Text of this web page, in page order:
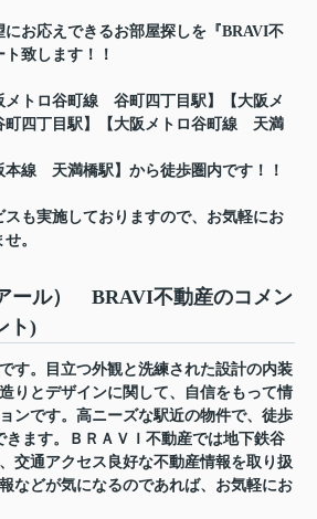
にお応えできるお部屋探しを『BRAVI不
致します！！
メトロ谷町線 谷町四丁目駅】【大阪メ
町四丁目駅】【大阪メトロ谷町線 天満
満橋駅】から徒歩圏内です！！
も実施しておりますので、お気軽にお
。
ール） BRAVI不動産のコメン
ト)
す。目立つ外観と洗練された設計の内装
りとデザインに関して、自信をもって情
ンです。高ニーズな駅近の物件で、徒歩
きます。ＢＲＡＶＩ不動産では地下鉄谷
交通アクセス良好な不動産情報を取り扱
などが気になるのであれば、お気軽にお